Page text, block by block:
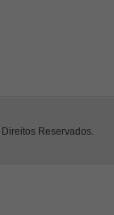
Reservados.